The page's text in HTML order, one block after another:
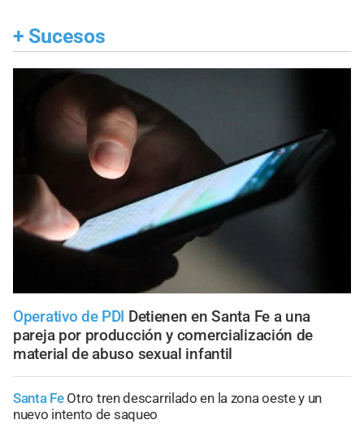
+ Sucesos
Operativo de PDI Detienen en Santa Fe a una
pareja por producción y comercialización de
material de abuso sexual infantil
Santa Fe Otro tren descarrilado en la zona oeste y un
nuevo intento de saqueo